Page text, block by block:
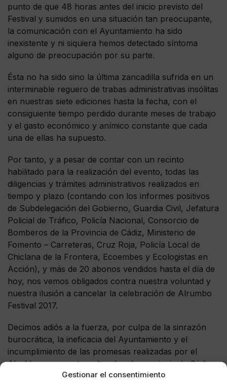
Gestionar el consentimiento
punto de que 48 horas antes del inicio previsto del
Festival y sumidos en una situación tan preocupante,
la comunicación con el Ayuntamiento ha sido
inexistente y ni siquiera hemos detectado síntoma
alguno de preocupación por su parte.
Ésta no ha sido sino la última zancadilla sufrida en un
interminable reguero de trabas administrativas insólitas
en nuestras siete ediciones hasta la fecha, con el
consiguiente tiempo perdido durante meses de trabajo
y el gasto económico y anímico constante que cada
una de ellas ha supuesto.
Por tanto, y a pesar de contar con un recinto
habilitado para la realización del evento, todas las
diligencias y trámites administrativos realizados en
tiempo y plazo (contando con los informes positivos
de Subdelegación del Gobierno, Guardia Civil, Jefatura
Policial de Tráfico, Policía Nacional, Consorcio de
Bomberos de la Provincia de Cádiz, Ministerio de
Fomento – Carreteras, Cruz Roja, Policía Local de
Chiclana de la Frontera, Ecoembes y Ecologistas en
Acción), y más de 20 abonos vendidos hasta el día de
hoy, nos vemos obligados contra nuestra voluntad y
nuestra ilusión a cancelar la celebración de Alrumbo
Festival 2017.
Decimos adiós a la fuerza, por culpa de la sinrazón
burocrática, la ineficacia del Ayuntamiento y el
incumplimiento de las promesas realizadas por el
Alcalde a un evento cultural en la provincia de Cádiz,
considerado todo un referente a nivel nacional y que,